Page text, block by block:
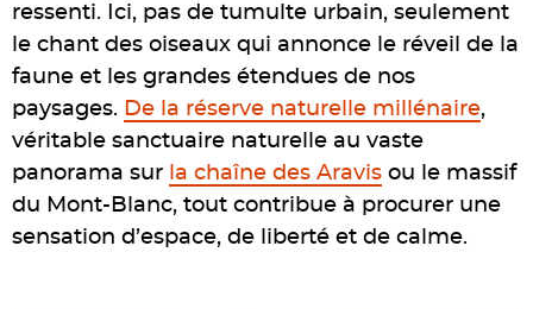
ressenti. Ici, pas de tumulte urbain, seulement
le chant des oiseaux qui annonce le réveil de la
faune et les grandes étendues de nos
paysages. De la réserve naturelle millénaire,
véritable sanctuaire naturelle au vaste
panorama sur
la chaîne des Aravis ou le massif
du Mont-Blanc, tout contribue à procurer une
sensation d’espace, de liberté et de calme.